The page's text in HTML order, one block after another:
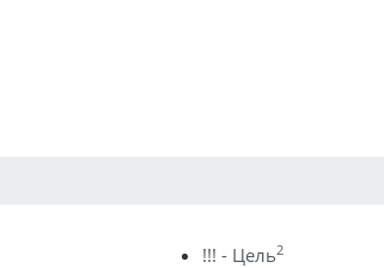
!!! - Цель2